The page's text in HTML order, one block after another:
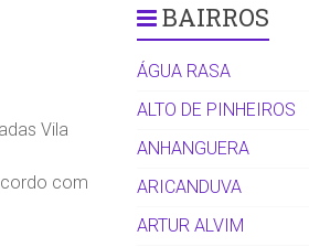
Vila
com
BAIRROS
ÁGUA RASA
ALTO DE PINHEIROS
ANHANGUERA
ARICANDUVA
ARTUR ALVIM